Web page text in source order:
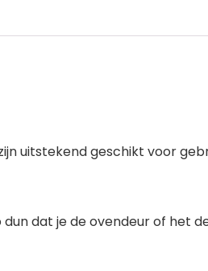
uitstekend geschikt voor
dat je de ovendeur of het